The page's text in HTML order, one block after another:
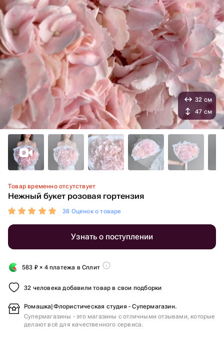
Товар временно отсутствует
Нежный букет розовая гортензия
38 Оценок о товаре
Узнать о поступлении
583 ₽ × 4 платежа в Сплит
32 человека добавили товар в свои подборки
Ромашка|Флористическая студия - Супермагазин.
Супермагазины - это магазины с отличными отзывами, которые
делают всё для качественного сервиса.
32 см
47 см